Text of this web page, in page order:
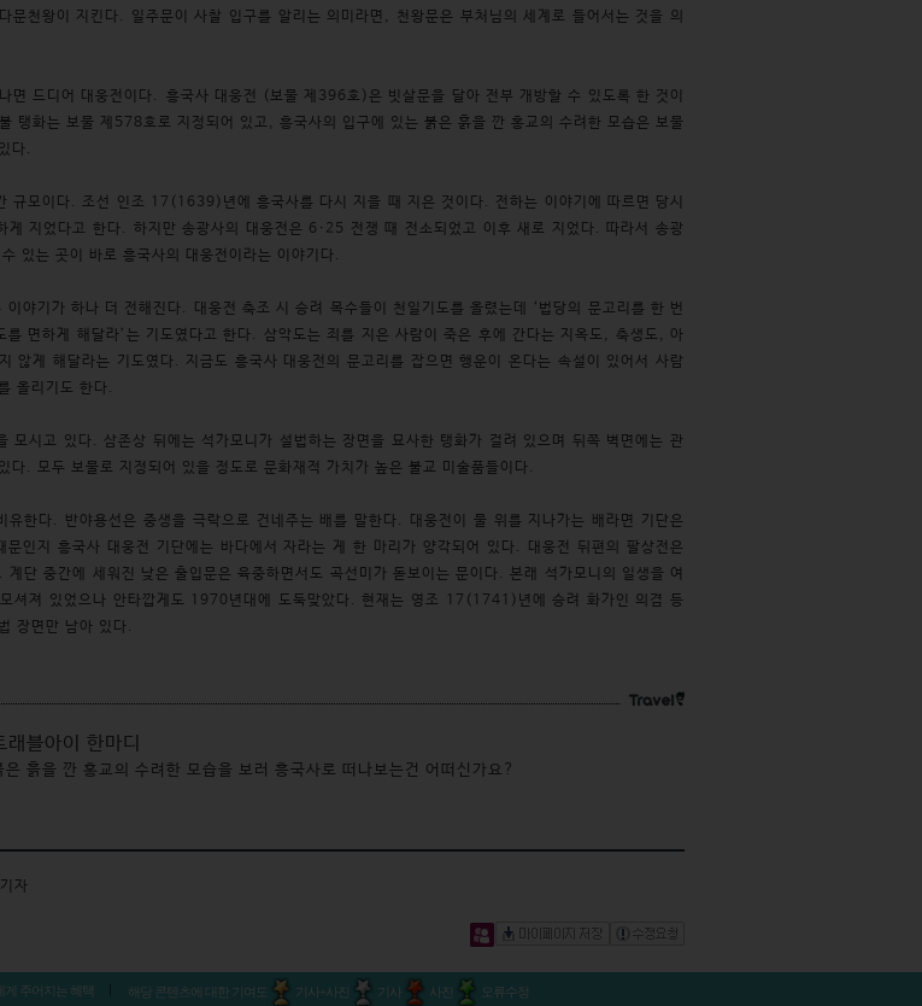
문천왕이 지킨다. 일주문이 사찰 입구를 알리는 의미라면, 천왕문은 부처님의 세계로 들어서는 것을 의
면 드디어 대웅전이다. 흥국사 대웅전 (보물 제396호)은 빗살문을 달아 전부 개방할 수 있도록 한 것이
탱화는 보물 제578호로 지정되어 있고, 흥국사의 입구에 있는 붉은 흙을 깐 홍교의 수려한 모습은 보물
다.
규모이다. 조선 인조 17(1639)년에 흥국사를 다시 지을 때 지은 것이다. 전하는 이야기에 따르면 당시
게 지었다고 한다. 하지만 송광사의 대웅전은 6·25 전쟁 때 전소되었고 이후 새로 지었다. 따라서 송광
있는 곳이 바로 흥국사의 대웅전이라는 이야기다.
이야기가 하나 더 전해진다. 대웅전 축조 시 승려 목수들이 천일기도를 올렸는데 ‘법당의 문고리를 한 번
를 면하게 해달라’는 기도였다고 한다. 삼악도는 죄를 지은 사람이 죽은 후에 간다는 지옥도, 축생도, 아
않게 해달라는 기도였다. 지금도 흥국사 대웅전의 문고리를 잡으면 행운이 온다는 속설이 있어서 사람
올리기도 한다.
모시고 있다. 삼존상 뒤에는 석가모니가 설법하는 장면을 묘사한 탱화가 걸려 있으며 뒤쪽 벽면에는 관
다. 모두 보물로 지정되어 있을 정도로 문화재적 가치가 높은 불교 미술품들이다.
유한다. 반야용선은 중생을 극락으로 건네주는 배를 말한다. 대웅전이 물 위를 지나가는 배라면 기단은
문인지 흥국사 대웅전 기단에는 바다에서 자라는 게 한 마리가 양각되어 있다. 대웅전 뒤편의 팔상전은
계단 중간에 세워진 낮은 출입문은 육중하면서도 곡선미가 돋보이는 문이다. 본래 석가모니의 일생을 여
셔져 있었으나 안타깝게도 1970년대에 도둑맞았다. 현재는 영조 17(1741)년에 승려 화가인 의겸 등
장면만 남아 있다.
래블아이 한마디
은 흙을 깐 홍교의 수려한 모습을 보러 흥국사로 떠나보는건 어떠신가요?
자
게 주어지는 혜택 해당 콘텐츠에 대한 기여도 기사+사진 기사 사진 오류수정